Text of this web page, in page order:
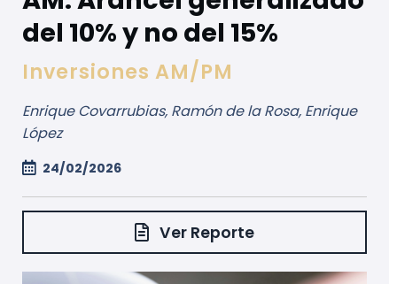
del 10% y no del 15%
Inversiones AM/PM
Enrique Covarrubias, Ramón de la Rosa, Enrique
López
24/02/2026
Ver Reporte